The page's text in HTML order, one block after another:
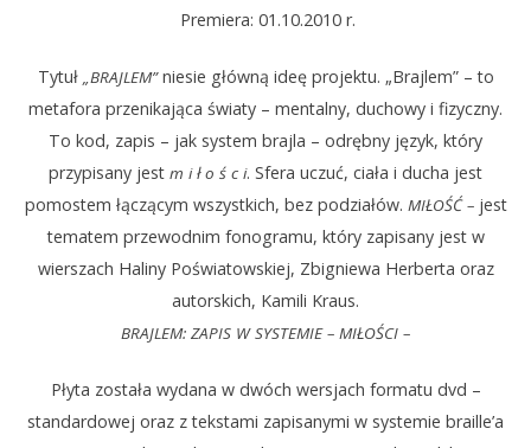
Premiera: 01.10.2010 r.
Tytuł „BRAJLEM”niesie główną ideę projektu. „Brajlem” – to
metafora przenikająca światy – mentalny, duchowy i fizyczny.
To kod, zapis – jak system brajla – odrębny język, który
przypisany jest m i ł o ś c i. Sfera uczuć, ciała i ducha jest
pomostem łączącym wszystkich, bez podziałów. MIŁOŚĆ –jest
tematem przewodnim fonogramu, który zapisany jest w
wierszach Haliny Poświatowskiej, Zbigniewa Herberta oraz
autorskich, Kamili Kraus.
BRAJLEM: ZAPIS W SYSTEMIE – MIŁOŚCI –
Płyta została wydana w dwóch wersjach formatu dvd –
standardowej oraz z tekstami zapisanymi w systemie braille’a